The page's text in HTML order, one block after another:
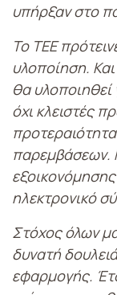
υπήρξαν στο
Το ΤΕΕ
υλοποίηση.
θα υλοποιηθεί
όχι κλειστές
παρεμβάσεων.
εξοικονόμησης
ηλεκτρονικό
Στόχος όλων
δυνατή
εφαρμογής.